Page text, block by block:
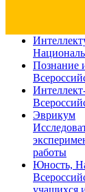
Познание
Эврикум
работы
Юность,
учащихся